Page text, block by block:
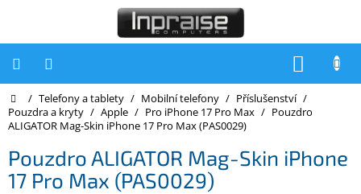
Počítače
Počítače
Notebooky
Domů
/ Telefony a tablety / Mobilní telefony / Příslušenství /
Pouzdra a kryty / Apple / Pro iPhone 17 Pro Max / Pouzdro
ALIGATOR Mag-Skin iPhone 17 Pro Max (PAS0029)
Pouzdro ALIGATOR Mag-Skin iPhone
17 Pro Max (PAS0029)